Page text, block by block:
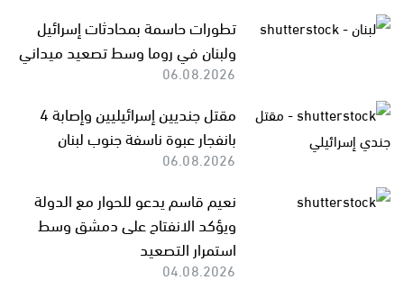
تطورات حاسمة بمحادثات إسرائيل
ولبنان في روما وسط تصعيد ميداني
06.08.2026
مقتل جنديين إسرائيليين وإصابة 4
بانفجار عبوة ناسفة جنوب لبنان
06.08.2026
نعيم قاسم يدعو للحوار مع الدولة
ويؤكد الانفتاح على دمشق وسط
استمرار التصعيد
04.08.2026